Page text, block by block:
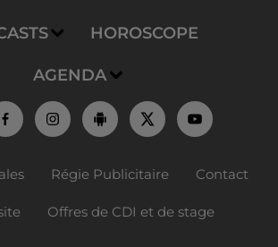
HOROSCOPE
AGENDA
Régie Publicitaire Contact
Offres de CDI et de stage